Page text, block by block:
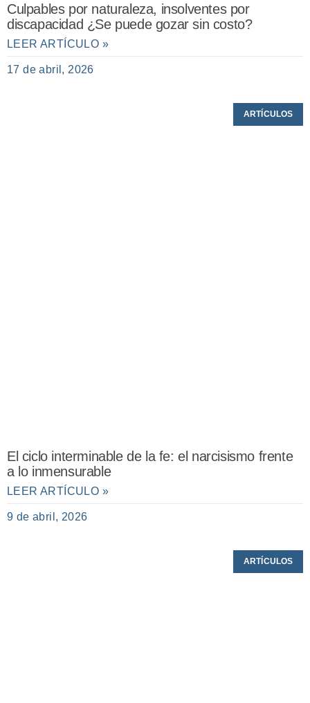
Culpables por naturaleza, insolventes por
discapacidad ¿Se puede gozar sin costo?
LEER ARTÍCULO »
17 de abril, 2026
ARTÍCULOS
El ciclo interminable de la fe: el narcisismo frente
a lo inmensurable
LEER ARTÍCULO »
9 de abril, 2026
ARTÍCULOS